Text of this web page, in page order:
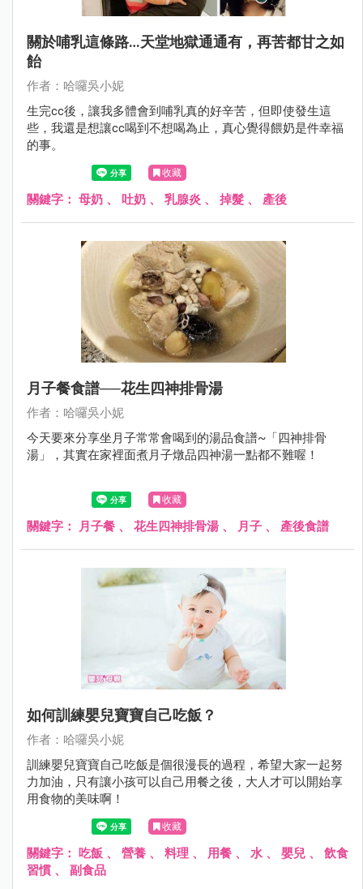
關於哺乳這條路…天堂地獄通通有，再苦都甘之如
飴
作者：哈囉吳小妮
生完cc後，讓我多體會到哺乳真的好辛苦，但即使發生這
些，我還是想讓cc喝到不想喝為止，真心覺得餵奶是件幸福
的事。
收藏
關鍵字： 母奶 、 吐奶 、 乳腺炎 、 掉髮 、 產後
月子餐食譜──花生四神排骨湯
作者：哈囉吳小妮
今天要來分享坐月子常常會喝到的湯品食譜~「四神排骨
湯」，其實在家裡面煮月子燉品四神湯一點都不難喔！
收藏
關鍵字： 月子餐 、 花生四神排骨湯 、 月子 、 產後食譜
如何訓練嬰兒寶寶自己吃飯？
作者：哈囉吳小妮
訓練嬰兒寶寶自己吃飯是個很漫長的過程，希望大家一起努
力加油，只有讓小孩可以自己用餐之後，大人才可以開始享
用食物的美味啊！
收藏
關鍵字： 吃飯 、 營養 、 料理 、 用餐 、 水 、 嬰兒 、 飲食
習慣 、 副食品